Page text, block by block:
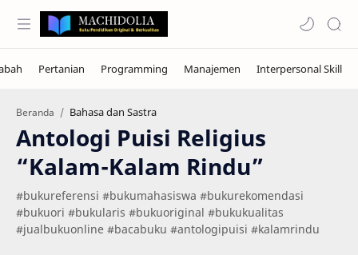
Beranda Bahasa dan Sastra
Antologi Puisi Religius
“Kalam-Kalam Rindu”
#bukureferensi #bukumahasiswa #bukurekomendasi
#bukuori #bukularis #bukuoriginal #bukukualitas
#jualbukuonline #bacabuku #antologipuisi #kalamrindu